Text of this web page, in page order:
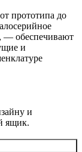
прототипа до
, — обеспечивают
и
и
ящик.